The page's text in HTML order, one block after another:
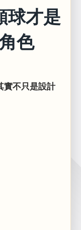
球才是
色
實不只是設計